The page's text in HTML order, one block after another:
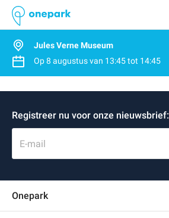
Jules Verne Museum
Op8 augustusvan 13:45tot 14:45
Registreer nu voor onze nieuwsbrief:
E-mail
Onepark